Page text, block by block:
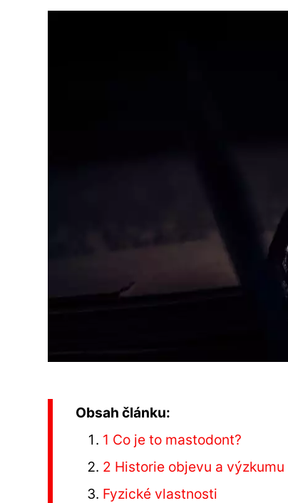
Obsah článku:
1 Co je to mastodont?
2 Historie objevu a výzkumu
Fyzické vlastnosti